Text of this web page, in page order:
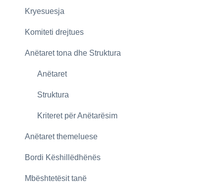
Kryesuesja
Komiteti drejtues
Anëtaret tona dhe Struktura
Anëtaret
Struktura
Kriteret për Anëtarësim
Anëtaret themeluese
Bordi Këshillëdhënës
Mbështetësit tanë